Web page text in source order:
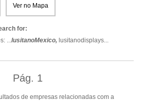
Ver no Mapa
for:
...lusitanoMexico, lusitanodisplays...
Pág. 1
de empresas relacionadas com a